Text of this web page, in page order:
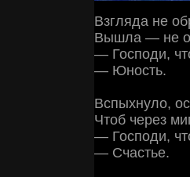
Взгляда не
Вышла — не
— Господи,
— Юность.
Вспыхнуло,
Чтоб через
— Господи,
— Счастье.